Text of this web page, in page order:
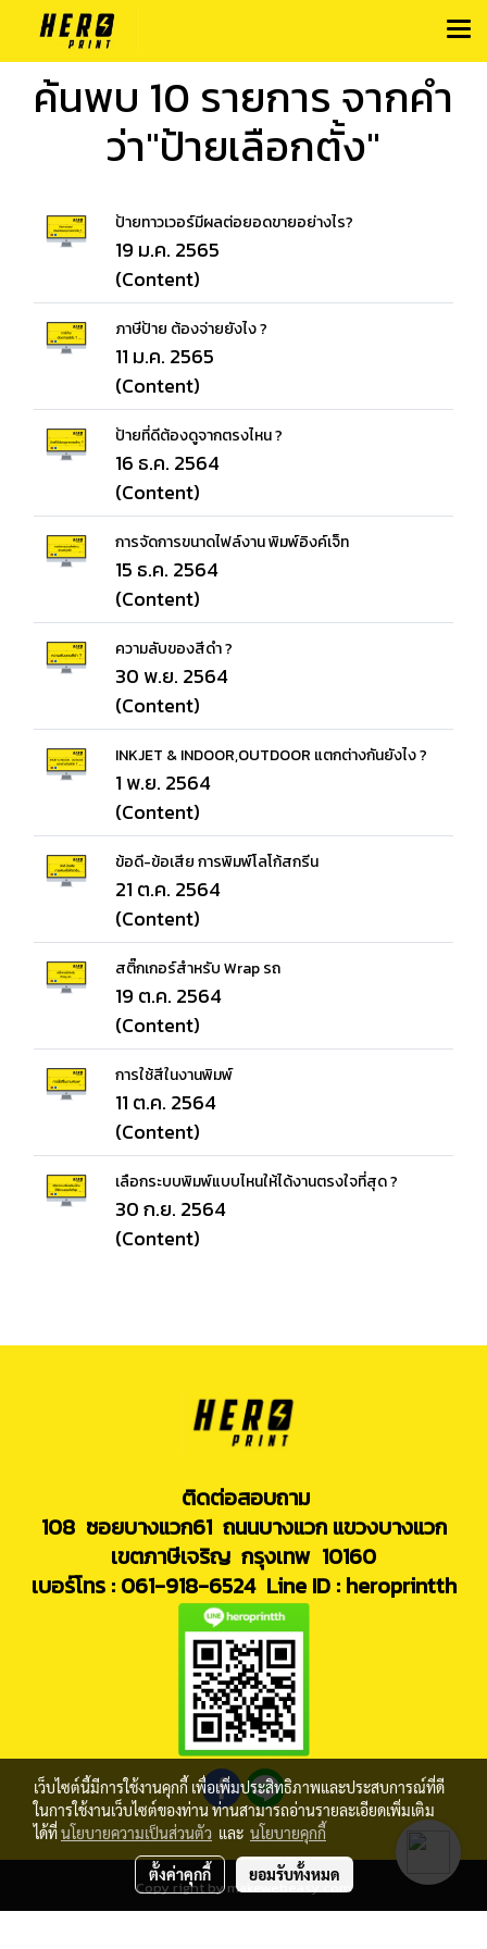
ค้นพบ 10 รายการ จากคำ
ว่า"ป้ายเลือกตั้ง"
ป้ายทาวเวอร์มีผลต่อยอดขายอย่างไร?
19 ม.ค. 2565
(Content)
ภาษีป้าย ต้องจ่ายยังไง ?
11 ม.ค. 2565
(Content)
ป้ายที่ดีต้องดูจากตรงไหน ?
16 ธ.ค. 2564
(Content)
การจัดการขนาดไฟล์งาน พิมพ์อิงค์เจ็ท
15 ธ.ค. 2564
(Content)
ความลับของสีดำ ?
30 พ.ย. 2564
(Content)
INKJET & INDOOR,OUTDOOR แตกต่างกันยังไง ?
1 พ.ย. 2564
(Content)
ข้อดี-ข้อเสีย การพิมพ์โลโก้สกรีน
21 ต.ค. 2564
(Content)
สติ๊กเกอร์สำหรับ Wrap รถ
19 ต.ค. 2564
(Content)
การใช้สีในงานพิมพ์
11 ต.ค. 2564
(Content)
เลือกระบบพิมพ์แบบไหนให้ได้งานตรงใจที่สุด ?
30 ก.ย. 2564
(Content)
ติดต่อสอบถาม
108 ซอยบางแวก61 ถนนบางแวก แขวงบางแวก
เขตภาษีเจริญ กรุงเทพ 10160
เบอร์โทร : 061-918-6524 Line ID : heroprintth
Copy right by makewebeasy.com
เว็บไซต์นี้มีการใช้งานคุกกี้ เพื่อเพิ่มประสิทธิภาพและประสบการณ์ที่ดี
ในการใช้งานเว็บไซต์ของท่าน ท่านสามารถอ่านรายละเอียดเพิ่มเติม
ได้ที่นโยบายความเป็นส่วนตัว และ นโยบายคุกกี้
ตั้งค่าคุกกี้ ยอมรับทั้งหมด